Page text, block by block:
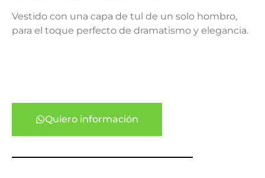
Vestido con una capa de tul de un solo hombro,
para el toque perfecto de dramatismo y elegancia.
Quiero información